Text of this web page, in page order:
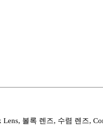
Lens, 볼록 렌즈, 수렴 렌즈,